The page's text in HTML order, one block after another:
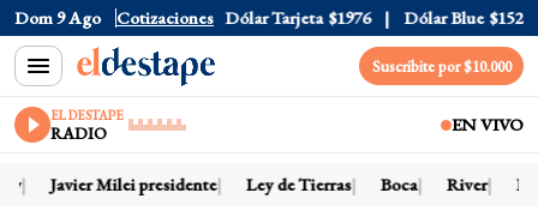
Dom 9 Ago Cotizaciones
Dólar Oficial $1520 Dólar Tarjeta $1976 Dólar Blue $1525
Suscribite por $10.000
EL DESTAPE
RADIO EN VIVO
Javier Milei presidente Ley de Tierras Boca River